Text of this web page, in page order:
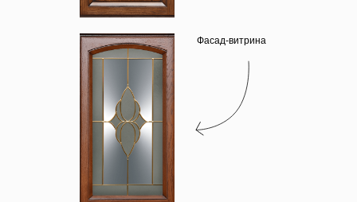
Фасад-витрина